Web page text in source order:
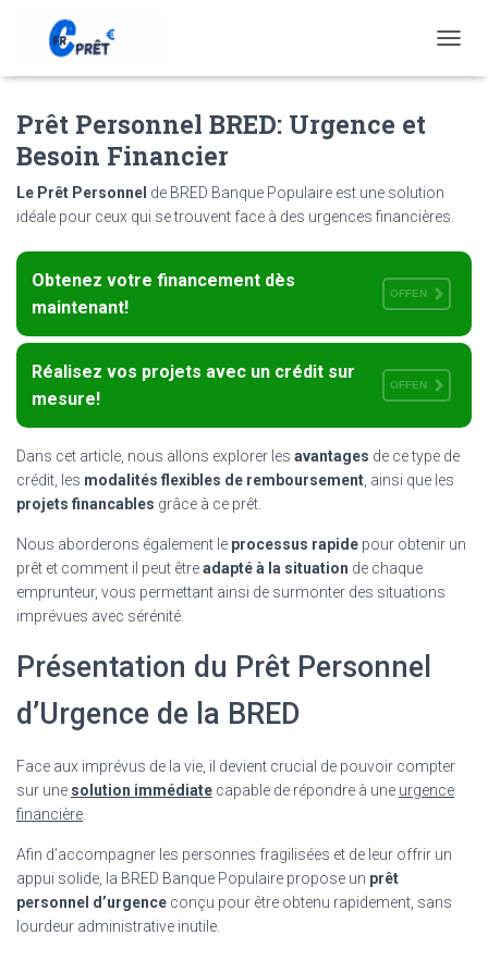
O
V
A
O
Prêt Personnel BRED: Urgence et
Besoin Financier
Le Prêt Personnel de BRED Banque Populaire est une solution
idéale pour ceux qui se trouvent face à des urgences financières.
Obtenez votre financement dès
maintenant!
OFFEN
Réalisez vos projets avec un crédit sur
mesure!
OFFEN
Dans cet article, nous allons explorer les avantages de ce type de
crédit, les modalités flexibles de remboursement , ainsi que les
projets financables grâce à ce prêt.
Nous aborderons également le processus rapide pour obtenir un
prêt et comment il peut êtreadapté à la situation de chaque
emprunteur, vous permettant ainsi de surmonter des situations
imprévues avec sérénité.
Présentation du Prêt Personnel
d’Urgence de la BRED
Face aux imprévus de la vie, il devient crucial de pouvoir compter
sur une solution immédiate capable de répondre à une urgence
financière
Afin d’accompagner les personnes fragilisées et de leur offrir un
appui solide, la BRED Banque Populaire propose un prêt
personnel d’urgence conçu pour être obtenu rapidement, sans
lourdeur administrative inutile.